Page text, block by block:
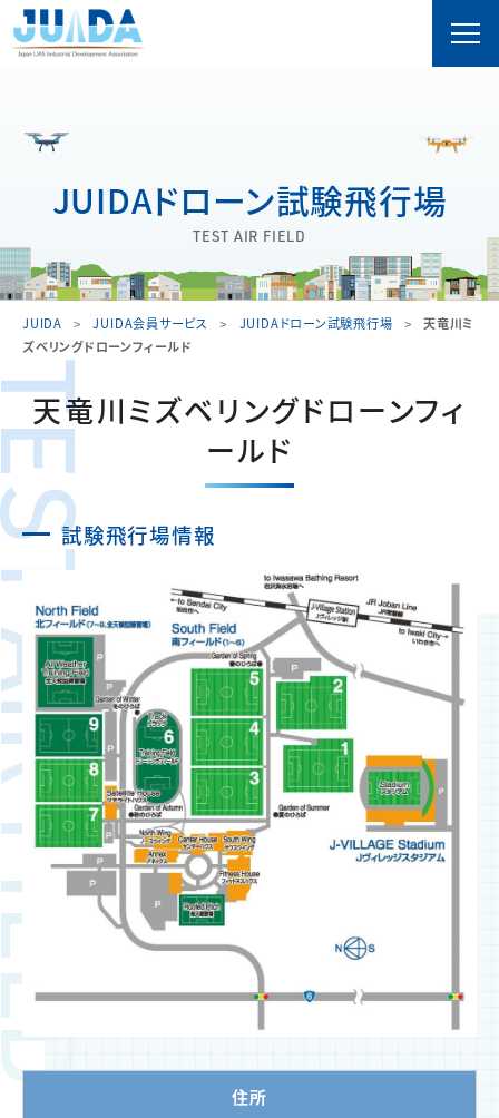
JUIDAドローン試験飛行場
TEST AIR FIELD
JUIDA JUIDA会員サービス JUIDAドローン試験飛行場
天竜川ミ
ズベリングドローンフィールド
FIELD
天竜川ミズベリングドローンフィ
ールド
試験飛行場情報
住所